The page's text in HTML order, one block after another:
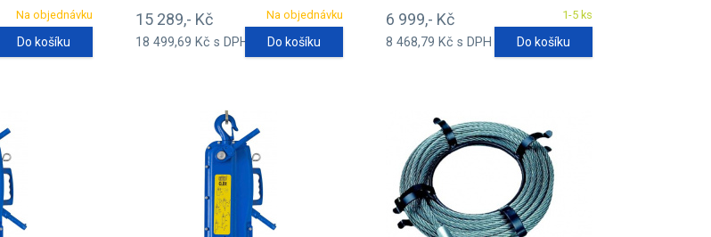
Na objednávku
Do košíku
Na objednávku
15 289,- Kč
18 499,69 Kč s DPH Do košíku
1-5 ks
6 999,- Kč
8 468,79 Kč s DPH Do košíku